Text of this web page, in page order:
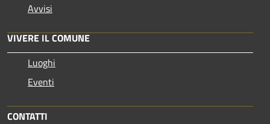
Avvisi
VIVERE IL COMUNE
Luoghi
Eventi
CONTATTI